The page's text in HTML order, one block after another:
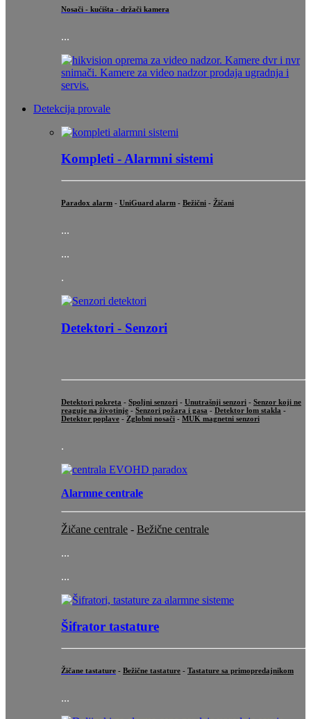
Nosači - kućišta - držači kamera
...
Detekcija provale
Kompleti - Alarmni sistemi
Paradox alarm - UniGuard alarm - Bežični - Žičani
...
...
.
Detektori - Senzori
Detektori pokreta - Spoljni senzori - Unutrašnji senzori - Senzor koji ne
reaguje na životinje - Senzori požara i gasa - Detektor lom stakla -
Detektor poplave - Zglobni nosači - MUK magnetni senzori
.
Alarmne centrale
Žičane centrale - Bežične centrale
...
...
Šifrator tastature
Žičane tastature - Bežične tastature - Tastature sa primopredajnikom
...